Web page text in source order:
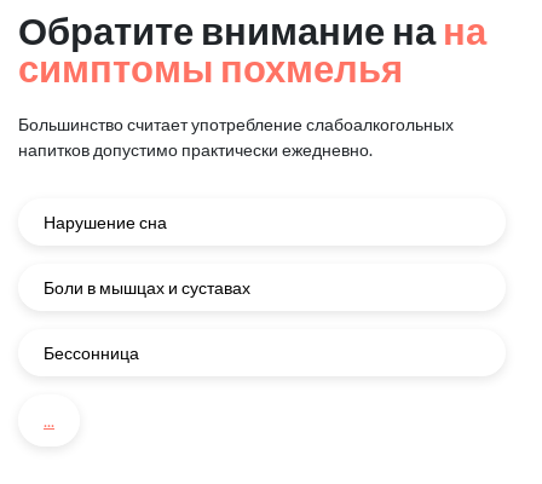
Обратите внимание нана
симптомы похмелья
Большинство считает употребление слабоалкогольных
напитков допустимо практически ежедневно.
Нарушение сна
Боли в мышцах и суставах
Бессонница
...